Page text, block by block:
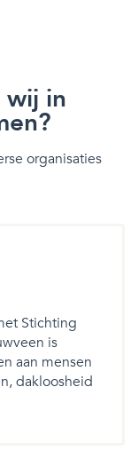
in
organisaties
Stichting
is
aan mensen
dakloosheid